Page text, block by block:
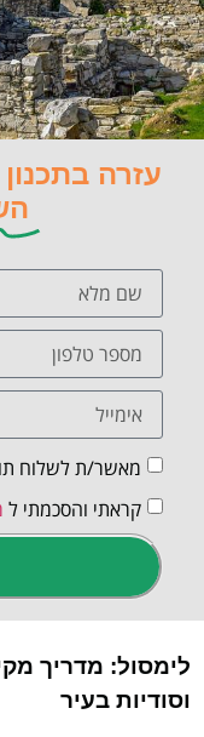
עזרה
מאשר/ת לשלוח
קראתי והסכמתי ל
לימסול: מדריך
וסודיות בעיר